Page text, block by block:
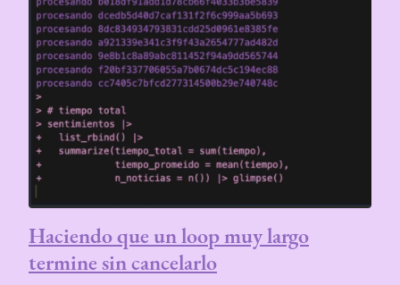
Haciendo que un loop muy largo
termine sin cancelarlo